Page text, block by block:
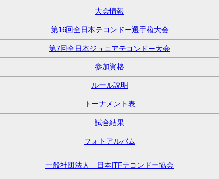
大会情報
第16回全日本テコンドー選手権大会
第7回全日本ジュニアテコンドー大会
参加資格
ルール説明
トーナメント表
試合結果
フォトアルバム
一般社団法人 日本ITFテコンドー協会